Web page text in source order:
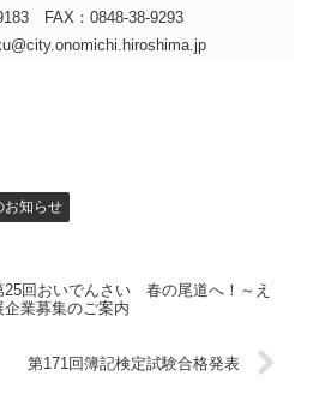
FAX：0848-38-9293
お知らせ
25回おいでんさい 春の尾道へ！～え
業募集のご案内
第171回簿記検定試験合格発表